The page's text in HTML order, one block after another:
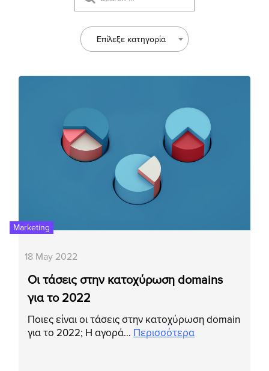
Επίλεξε κατηγορία
Marketing
18 May 2022
Οι τάσεις στην κατοχύρωση domains
για το 2022
Ποιες είναι οι τάσεις στην κατοχύρωση domain
για το 2022; Η αγορά… Περισσότερα